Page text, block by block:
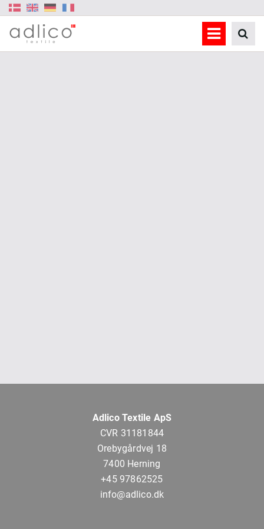
Adlico Textile ApS
CVR 31181844
Orebygårdvej 18
7400 Herning
+45 97862525
info@adlico.dk